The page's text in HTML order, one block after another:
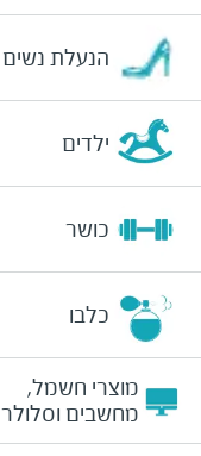
הנעלת נשים
ילדים
כושר
כלבו
מוצרי חשמל,
מחשבים וסלולר